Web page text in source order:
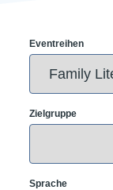
Eventreihen
Zielgruppe
Sprache